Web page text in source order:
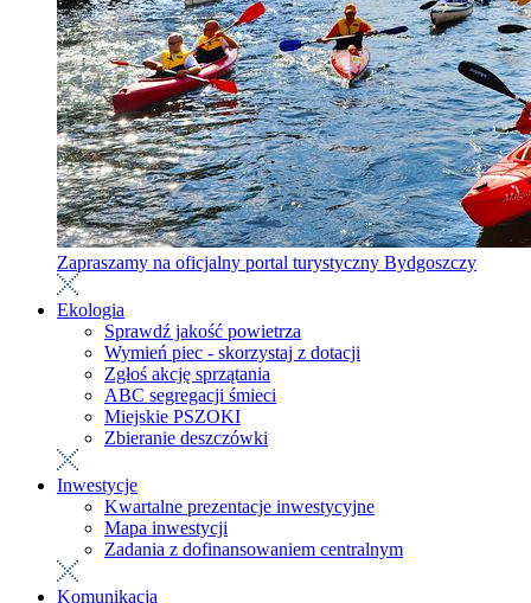
Zapraszamy na oficjalny portal turystyczny Bydgoszczy
Ekologia
Sprawdź jakość powietrza
Wymień piec - skorzystaj z dotacji
Zgłoś akcję sprzątania
ABC segregacji śmieci
Miejskie PSZOKI
Zbieranie deszczówki
Inwestycje
Kwartalne prezentacje inwestycyjne
Mapa inwestycji
Zadania z dofinansowaniem centralnym
Komunikacja